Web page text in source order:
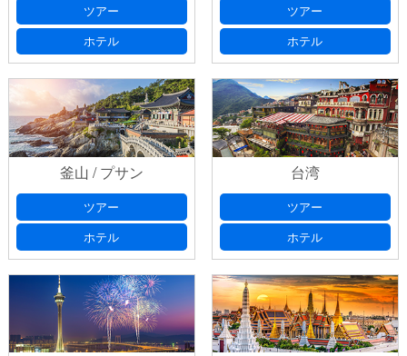
ツアー
ホテル
ツアー
ホテル
釜山 / プサン
ツアー
ホテル
台湾
ツアー
ホテル